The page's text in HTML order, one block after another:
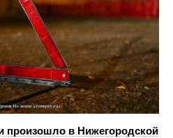
произошло в Нижегородской